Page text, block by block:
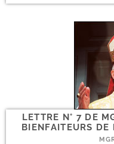
LETTRE N° 7 DE
BIENFAITEURS DE